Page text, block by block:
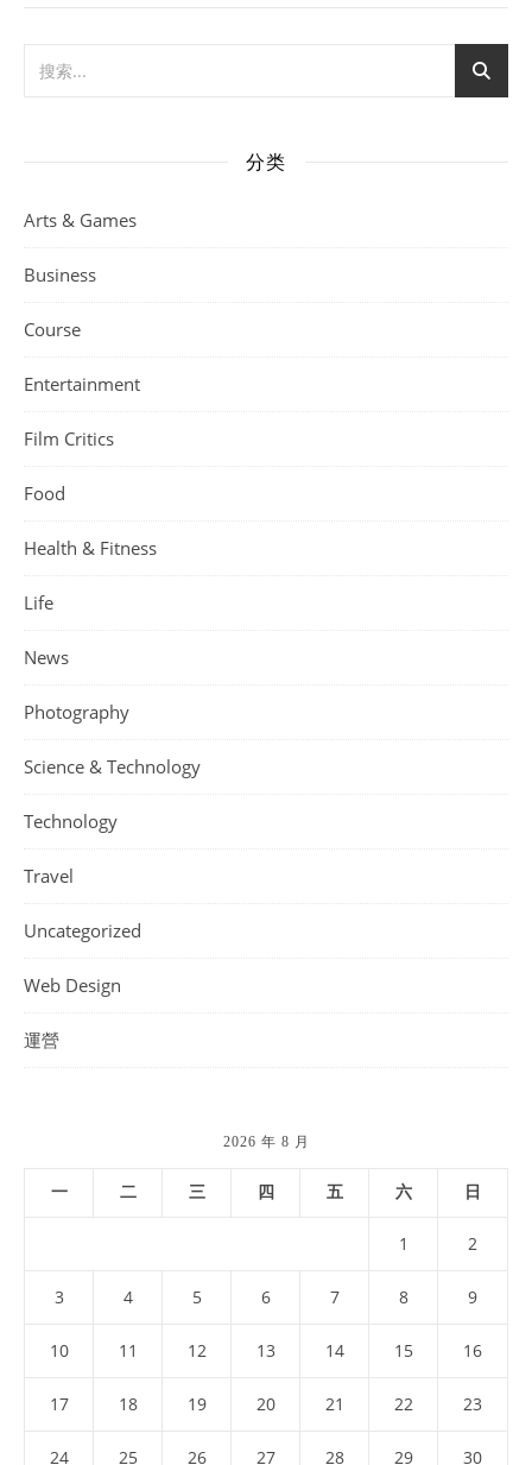
分类
Arts & Games
Business
Course
Entertainment
Film Critics
Food
Health & Fitness
Life
News
Photography
Science & Technology
Technology
Travel
Uncategorized
Web Design
運營
2026 年 8 月
一 二 三 四 五 六 日
1 2
3 4 5 6 7 8 9
10 11 12 13 14 15 16
17 18 19 20 21 22 23
24 25 26 27 28 29 30